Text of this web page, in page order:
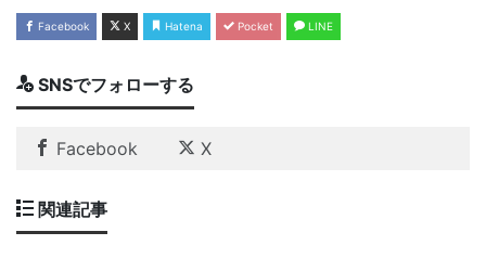
Facebook X Hatena Pocket LINE
SNSでフォローする
Facebook X
関連記事